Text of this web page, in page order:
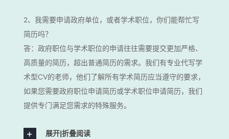
2、我需要申请政府单位，或者学术职位，你们能帮忙写
简历吗？
答：政府职位与学术职位的申请往往需要提交更加严格、
高质量的简历，超出普通简历的需求。我们有专业代写学
术型CV的老师，他们了解所有学术简历应当遵守的要求，
如果您需要政府职位申请简历或学术职位申请简历，我们
提供专门满足您需求的特殊服务。
展开|折叠阅读